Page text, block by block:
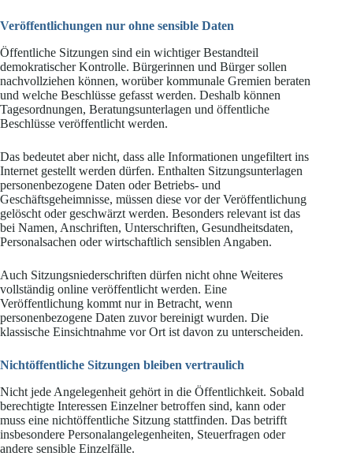
Veröffentlichungen nur ohne sensible Daten
Öffentliche Sitzungen sind ein wichtiger Bestandteil
demokratischer Kontrolle. Bürgerinnen und Bürger sollen
nachvollziehen können, worüber kommunale Gremien beraten
und welche Beschlüsse gefasst werden. Deshalb können
Tagesordnungen, Beratungsunterlagen und öffentliche
Beschlüsse veröffentlicht werden.
Das bedeutet aber nicht, dass alle Informationen ungefiltert ins
Internet gestellt werden dürfen. Enthalten Sitzungsunterlagen
personenbezogene Daten oder Betriebs- und
Geschäftsgeheimnisse, müssen diese vor der Veröffentlichung
gelöscht oder geschwärzt werden. Besonders relevant ist das
bei Namen, Anschriften, Unterschriften, Gesundheitsdaten,
Personalsachen oder wirtschaftlich sensiblen Angaben.
Auch Sitzungsniederschriften dürfen nicht ohne Weiteres
vollständig online veröffentlicht werden. Eine
Veröffentlichung kommt nur in Betracht, wenn
personenbezogene Daten zuvor bereinigt wurden. Die
klassische Einsichtnahme vor Ort ist davon zu unterscheiden.
Nichtöffentliche Sitzungen bleiben vertraulich
Nicht jede Angelegenheit gehört in die Öffentlichkeit. Sobald
berechtigte Interessen Einzelner betroffen sind, kann oder
muss eine nichtöffentliche Sitzung stattfinden. Das betrifft
insbesondere Personalangelegenheiten, Steuerfragen oder
andere sensible Einzelfälle.